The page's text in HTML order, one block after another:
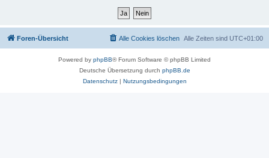
Foren-Übersicht Alle Zeiten sind UTC+01:00
Alle Cookies löschen
Powered by phpBB® Forum Software © phpBB Limited
Deutsche Übersetzung durch phpBB.de
Datenschutz| Nutzungsbedingungen